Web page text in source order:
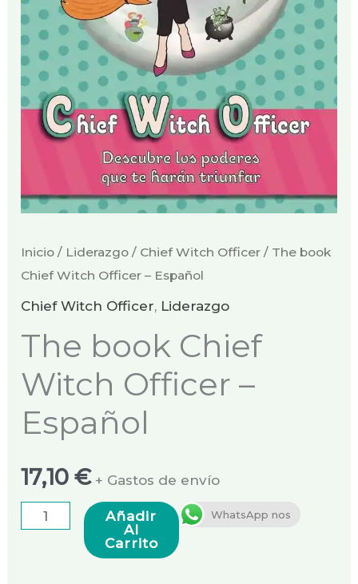
Inicio / Liderazgo / Chief Witch Officer / The book
Chief Witch Officer – Español
Chief Witch Officer, Liderazgo
The book Chief
Witch Officer –
Español
17,10€ + Gastos de envío
Añadir
Al
Carrito
WhatsApp nos